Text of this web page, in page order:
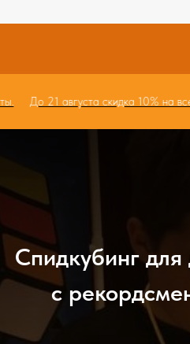
До 21 августа скидка 10% на
Спидкубинг для
с